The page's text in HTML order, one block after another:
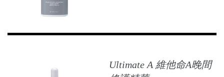
Ultimate A 維他命A晚間